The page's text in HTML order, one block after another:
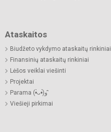
Ataskaitos
Biudžeto vykdymo ataskaitų rinkiniai
Finansinių ataskaitų rinkiniai
Lėšos veiklai viešinti
Projektai
Parama (•̀ᴗ•́)و ̑̑
Viešieji pirkimai